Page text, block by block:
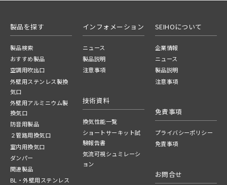
製品を探す
製品検索
おすすめ製品
空調用吹出口
外壁用ステンレス製換
気口
外壁用アルミニウム製
換気口
防音用製品
２管路用換気口
室内用換気口
ダンパー
関連製品
BL・外壁用ステンレス
インフォメーション
ニュース
製品説明
注意事項
技術資料
換気性能一覧
ショートサーキット試
験報告書
気流可視シュミレーシ
ョン
SEIHOについて
企業情報
ニュース
製品説明
注意事項
免責事項
プライバシーポリシー
免責事項
お問合せ